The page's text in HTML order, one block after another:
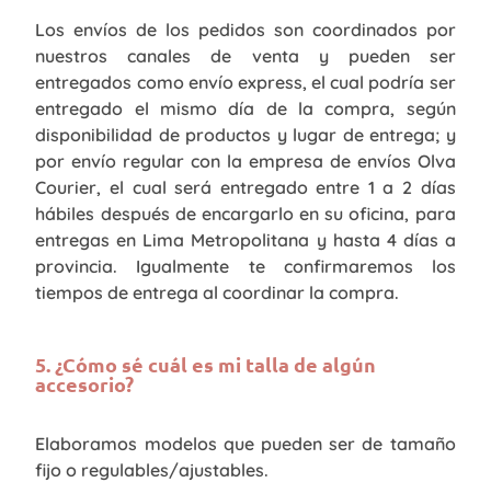
Los envíos de los pedidos son coordinados por
nuestros canales de venta y pueden ser
entregados como envío express, el cual podría ser
entregado el mismo día de la compra, según
disponibilidad de productos y lugar de entrega; y
por envío regular con la empresa de envíos Olva
Courier, el cual será entregado entre 1 a 2 días
hábiles después de encargarlo en su oficina, para
entregas en Lima Metropolitana y hasta 4 días a
provincia. Igualmente te confirmaremos los
tiempos de entrega al coordinar la compra.
5. ¿Cómo sé cuál es mi talla de algún
accesorio?
Elaboramos modelos que pueden ser de tamaño
fijo o regulables/ajustables.